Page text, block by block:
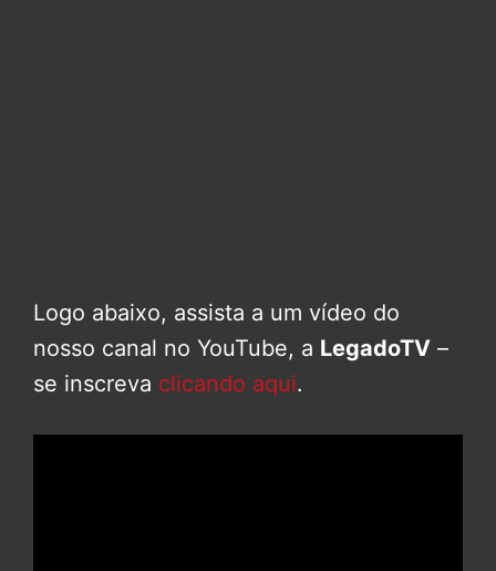
Logo abaixo, assista a um vídeo do
nosso canal no YouTube, a LegadoTV –
se inscreva clicando aqui.